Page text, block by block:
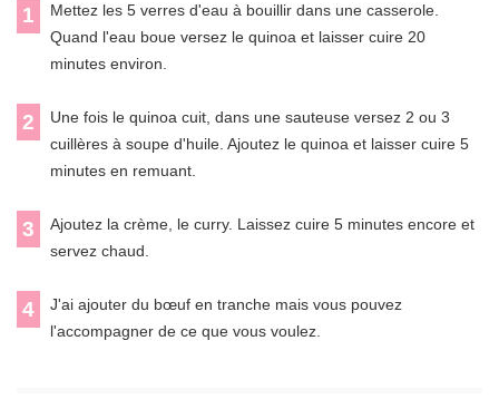
1
Mettez les 5 verres d'eau à bouillir dans une casserole.
Quand l'eau boue versez le quinoa et laisser cuire 20
minutes environ.
2
Une fois le quinoa cuit, dans une sauteuse versez 2 ou 3
cuillères à soupe d'huile. Ajoutez le quinoa et laisser cuire 5
minutes en remuant.
3
Ajoutez la crème, le curry. Laissez cuire 5 minutes encore et
servez chaud.
4
J'ai ajouter du bœuf en tranche mais vous pouvez
l'accompagner de ce que vous voulez.